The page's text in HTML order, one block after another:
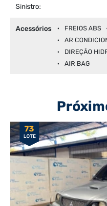
Sinistro:
Acessórios FREIOS ABS
AR
DIREÇÃO
AIR BAG
73
LOTE